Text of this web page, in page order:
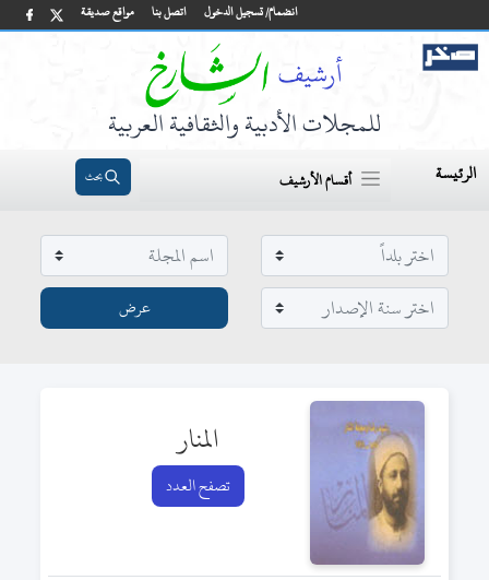
مواقع صديقة اتصل بنا انضمام/ تسجيل الدخول
للمجلات الأدبية والثقافية العربية
الرئيسة أقسام الأرشيف بحث
المنار
تصفح العدد